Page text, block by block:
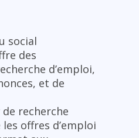
social
des
d’emploi,
et de
recherche
offres d’emploi